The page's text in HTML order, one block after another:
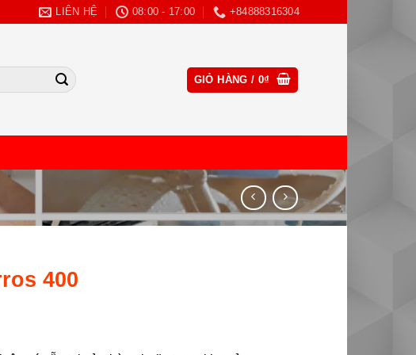
LIÊN HỆ 08:00 - 17:00 +84888316304
GIỎ HÀNG / 0₫
400
THIS